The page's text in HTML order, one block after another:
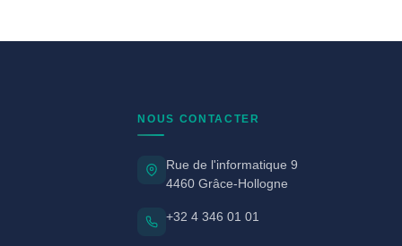
NOUS CONTACTER
Rue de l'informatique 9
4460 Grâce-Hollogne
+32 4 346 01 01